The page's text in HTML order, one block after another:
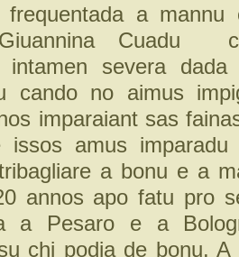
frequentada a
Giuannina Cuadu
intamen severa dada
cando no aimus
imparaiant sas
issos amus
a bonu e a
annos apo fatu pro
a Pesaro e a
chi podia de bonu. A